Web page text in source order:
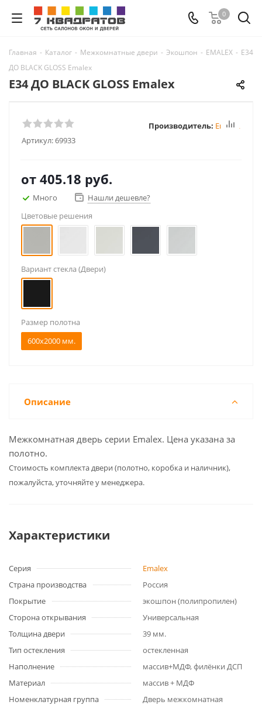
0
Главная - Каталог - Межкомнатные двери - Экошпон - EMALEX - E34
ДО BLACK GLOSS Emalex
E34 ДО BLACK GLOSS Emalex
Артикул:69933
Производитель: Emalex
от 405.18 руб.
Много
Нашли дешевле?
Цветовые решения
Вариант стекла (Двери)
Размер полотна
600x2000 мм.
Описание
Межкомнатная дверь серии Emalex. Цена указана за
полотно.
Cтоимость комплекта двери (полотно, коробка и наличник),
пожалуйста, уточняйте у менеджера.
Характеристики
Серия
Emalex
Страна производства
Россия
Покрытие
экошпон (полипропилен)
Сторона открывания
Универсальная
Толщина двери
39 мм.
Тип остекления
остекленная
Наполнение
массив+МДФ, филёнки ДСП
Материал
массив + МДФ
Номенклатурная группа
Дверь межкомнатная